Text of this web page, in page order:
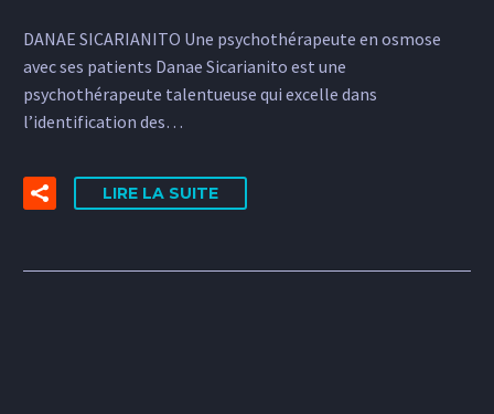
DANAE SICARIANITO Une psychothérapeute en osmose
avec ses patients Danae Sicarianito est une
psychothérapeute talentueuse qui excelle dans
l’identification des…
LIRE LA SUITE